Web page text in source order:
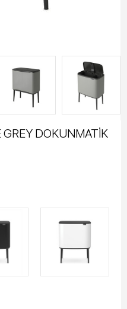
DOKUNMATİK